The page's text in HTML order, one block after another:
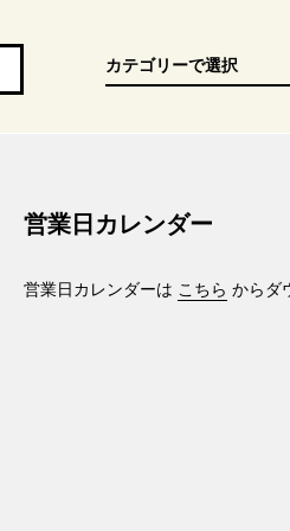
営業日カレンダー
営業日カレンダーは こちら からダ